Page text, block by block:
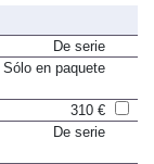
De serie
Sólo en paquete
310 €
De serie